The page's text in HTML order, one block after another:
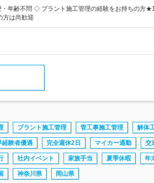
年齢不問 ◇ プラント施工管理の経験をお持ちの方
方は尚歓迎
プラント施工管理 管工事施工管理 解体
経験者優遇 完全週休2日 マイカー通勤 交
社内イベント 家族手当 夏季休暇 年
神奈川県 岡山県